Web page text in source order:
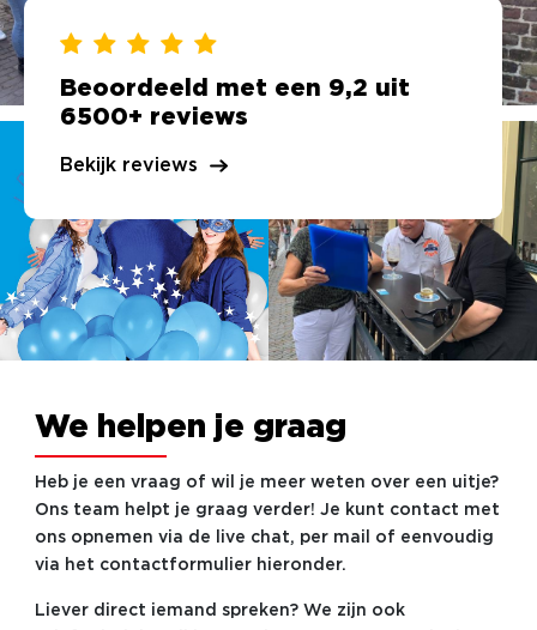
Beoordeeld met een 9,2 uit
6500+ reviews
Bekijk reviews
We helpen je graag
Heb je een vraag of wil je meer weten over een uitje?
Ons team helpt je graag verder! Je kunt contact met
ons opnemen via de live chat, per mail of eenvoudig
via het contactformulier hieronder.
Liever direct iemand spreken? We zijn ook